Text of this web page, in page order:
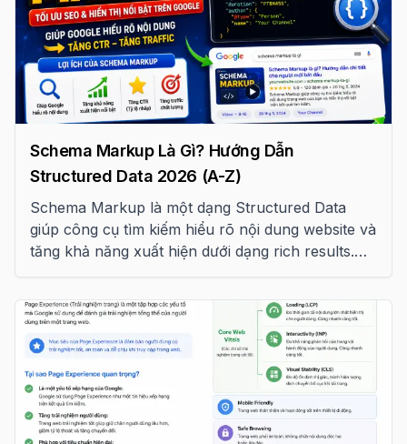
Schema Markup Là Gì? Hướng Dẫn
Structured Data 2026 (A-Z)
Schema Markup là một dạng Structured Data
giúp công cụ tìm kiếm hiểu rõ nội dung website và
tăng khả năng xuất hiện dưới dạng rich results.